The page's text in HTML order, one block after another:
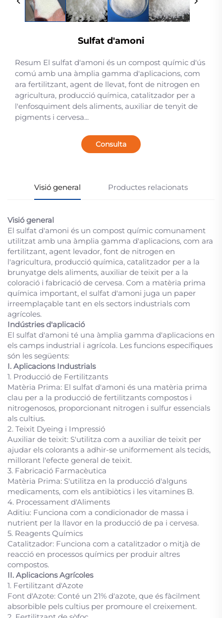
Sulfat d'amoni
Resum El sulfat d'amoni és un compost químic d'ús
comú amb una àmplia gamma d'aplicacions, com
ara fertilitzant, agent de llevat, font de nitrogen en
agricultura, producció química, catalitzador per a
l'enfosquiment dels aliments, auxiliar de tenyit de
pigments i cervesa...
Consulta
Visió general Productes relacionats
Visió general
El sulfat d'amoni és un compost químic comunament
utilitzat amb una àmplia gamma d'aplicacions, com ara
fertilitzant, agent levador, font de nitrogen en
l'agricultura, producció química, catalitzador per a la
brunyatge dels aliments, auxiliar de teixit per a la
coloració i fabricació de cervesa. Com a matèria prima
química important, el sulfat d'amoni juga un paper
irreemplaçable tant en els sectors industrials com
agrícoles.
Indústries d'aplicació
El sulfat d'amoni té una àmplia gamma d'aplicacions en
els camps industrial i agrícola. Les funcions específiques
són les següents:
I. Aplicacions Industrials
1. Producció de Fertilitzants
Matèria Prima: El sulfat d'amoni és una matèria prima
clau per a la producció de fertilitzants compostos i
nitrogenosos, proporcionant nitrogen i sulfur essencials
als cultius.
2. Teixit Dyeing i Impressió
Auxiliar de teixit: S'utilitza com a auxiliar de teixit per
ajudar els colorants a adhir-se uniformement als tecids,
millorant l'efecte general de teixit.
3. Fabricació Farmacèutica
Matèria Prima: S'utilitza en la producció d'alguns
medicaments, com els antibiòtics i les vitamines B.
4. Processament d'Aliments
Aditiu: Funciona com a condicionador de massa i
nutrient per la llavor en la producció de pa i cervesa.
5. Reagents Químics
Catalitzador: Funciona com a catalitzador o mitjà de
reacció en processos químics per produir altres
compostos.
II. Aplicacions Agrícoles
1. Fertilitzant d'Azote
Font d'Azote: Conté un 21% d'azote, que és fàcilment
absorbible pels cultius per promoure el creixement.